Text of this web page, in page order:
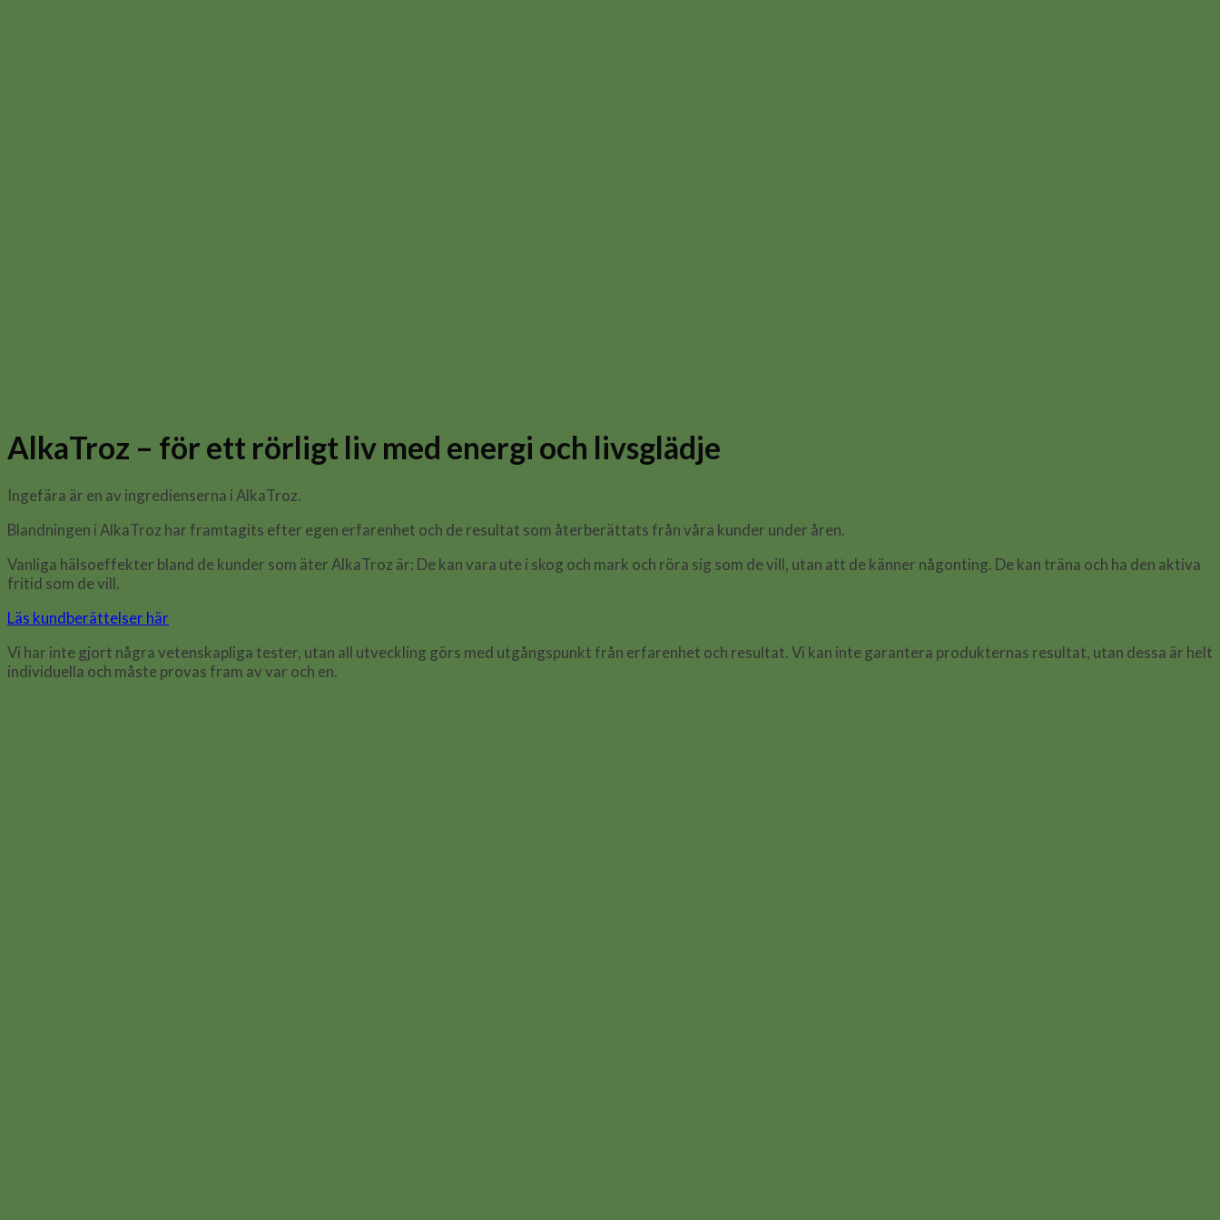
AlkaTroz – för ett rörligt liv med energi och livsglädje
Ingefära är en av ingredienserna i AlkaTroz.
Blandningen i AlkaTroz har framtagits efter egen erfarenhet och de resultat som återberättats från våra kunder under åren.
Vanliga hälsoeffekter bland de kunder som äter AlkaTroz är: De kan vara ute i skog och mark och röra sig som de vill, utan att de känner någonting. De kan träna och ha den aktiva
fritid som de vill.
Läs kundberättelser här
Vi har inte gjort några vetenskapliga tester, utan all utveckling görs med utgångspunkt från erfarenhet och resultat. Vi kan inte garantera produkternas resultat, utan dessa är helt
individuella och måste provas fram av var och en.